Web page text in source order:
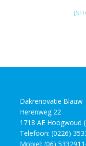
Dakrenovatie Blauw
Herenweg 22
1718 AE Hoogwoud
Telefoon: (0226)
Mobiel: (06)